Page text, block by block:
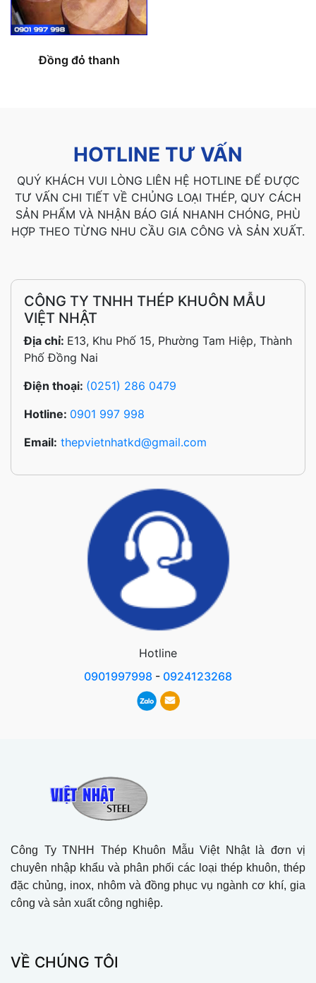
Đồng đỏ thanh
HOTLINE TƯ VẤN
QUÝ KHÁCH VUI LÒNG LIÊN HỆ HOTLINE ĐỂ ĐƯỢC
TƯ VẤN CHI TIẾT VỀ CHỦNG LOẠI THÉP, QUY CÁCH
SẢN PHẨM VÀ NHẬN BÁO GIÁ NHANH CHÓNG, PHÙ
HỢP THEO TỪNG NHU CẦU GIA CÔNG VÀ SẢN XUẤT.
CÔNG TY TNHH THÉP KHUÔN MẪU
VIỆT NHẬT
Địa chỉ: E13, Khu Phố 15, Phường Tam Hiệp, Thành
Phố Đồng Nai
Điện thoại: (0251) 286 0479
Hotline: 0901 997 998
Email: thepvietnhatkd@gmail.com
Hotline
0901997998 - 0924123268
Công Ty TNHH Thép Khuôn Mẫu Việt Nhật là đơn vị
chuyên nhập khẩu và phân phối các loại thép khuôn, thép
đặc chủng, inox, nhôm và đồng phục vụ ngành cơ khí, gia
công và sản xuất công nghiệp.
VỀ CHÚNG TÔI